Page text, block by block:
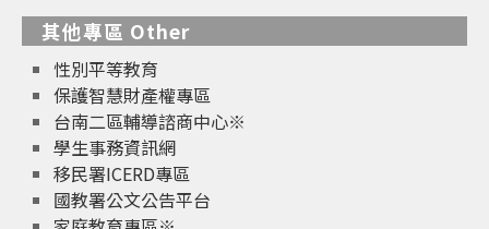
其他專區 Other
性別平等教育
保護智慧財產權專區
台南二區輔導諮商中心※
學生事務資訊網
移民署ICERD專區
國教署公文公告平台